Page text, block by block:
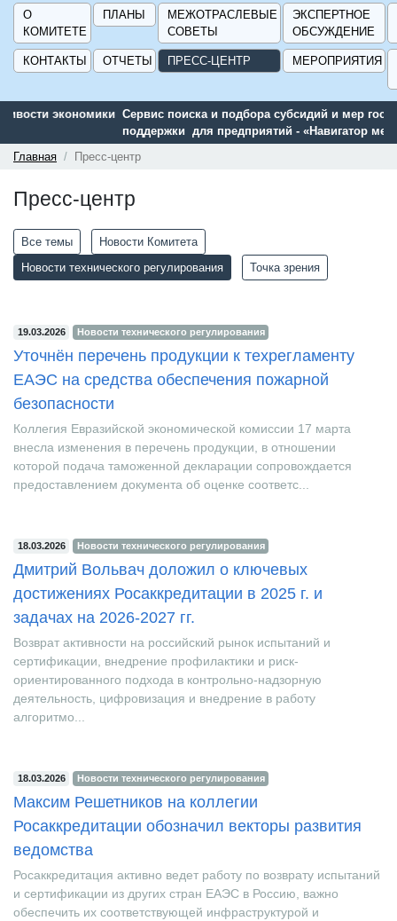
О
КОМИТЕТЕ
ПЛАНЫ
МЕЖОТРАСЛЕВЫЕ
СОВЕТЫ
ЭКСПЕРТНОЕ
ОБСУЖДЕНИЕ
КОНТАКТЫ ОТЧЕТЫ ПРЕСС-ЦЕНТР МЕРОПРИЯТИЯ
Сервис поиска и подбора субсидий и мер государственной
поддержки для предприятий - «Навигатор мер поддержки
ГИСП».
Пресс-центр
Новости технического регулирования
Точка зрения
19.03.2026
Уточнён перечень продукции к техрегламенту
ЕАЭС на средства обеспечения пожарной
безопасности
Коллегия Евразийской экономической комиссии 17 марта
внесла изменения в перечень продукции, в отношении
которой подача таможенной декларации сопровождается
18.03.2026 Новости технического регулирования
Дмитрий Вольвач доложил о ключевых
достижениях Росаккредитации в 2025 г. и
задачах на 2026-2027 гг.
Возврат активности на российский рынок испытаний и
сертификации, внедрение профилактики и риск-
ориентированного подхода в контрольно-надзорную
деятельность, цифровизация и внедрение в работу
18.03.2026 Новости технического регулирования
Максим Решетников на коллегии
Росаккредитации обозначил векторы развития
ведомства
Росаккредитация активно ведет работу по возврату испытаний
и сертификации из других стран ЕАЭС в Россию, важно